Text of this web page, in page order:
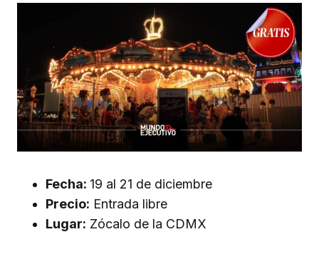
Fecha: 19 al 21 de diciembre
Precio: Entrada libre
Lugar: Zócalo de la CDMX